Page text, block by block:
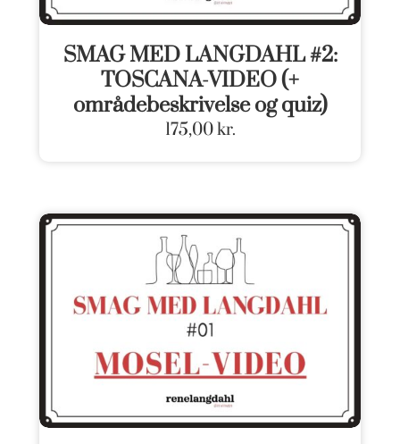
SMAG MED LANGDAHL #2:
TOSCANA-VIDEO (+
områdebeskrivelse og quiz)
175,00kr.